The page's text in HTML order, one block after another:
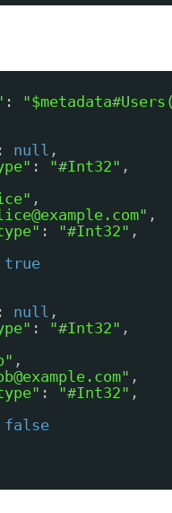
:
: null ,
: "#Int32" ,
,
,
: "#Int32" ,
true
: null ,
: "#Int32" ,
,
,
: "#Int32" ,
false